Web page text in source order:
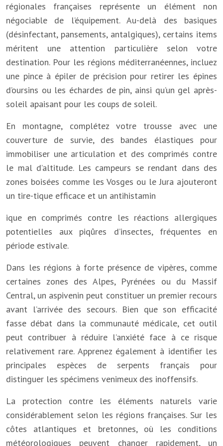
régionales françaises représente un élément non
négociable de l’équipement. Au-delà des basiques
(désinfectant, pansements, antalgiques), certains items
méritent une attention particulière selon votre
destination. Pour les régions méditerranéennes, incluez
une pince à épiler de précision pour retirer les épines
d’oursins ou les échardes de pin, ainsi qu’un gel après-
soleil apaisant pour les coups de soleil.
En montagne, complétez votre trousse avec une
couverture de survie, des bandes élastiques pour
immobiliser une articulation et des comprimés contre
le mal d’altitude. Les campeurs se rendant dans des
zones boisées comme les Vosges ou le Jura ajouteront
un tire-tique efficace et un antihistamin
ique en comprimés contre les réactions allergiques
potentielles aux piqûres d’insectes, fréquentes en
période estivale.
Dans les régions à forte présence de vipères, comme
certaines zones des Alpes, Pyrénées ou du Massif
Central, un aspivenin peut constituer un premier recours
avant l’arrivée des secours. Bien que son efficacité
fasse débat dans la communauté médicale, cet outil
peut contribuer à réduire l’anxiété face à ce risque
relativement rare. Apprenez également à identifier les
principales espèces de serpents français pour
distinguer les spécimens venimeux des inoffensifs.
La protection contre les éléments naturels varie
considérablement selon les régions françaises. Sur les
côtes atlantiques et bretonnes, où les conditions
météorologiques peuvent changer rapidement, un